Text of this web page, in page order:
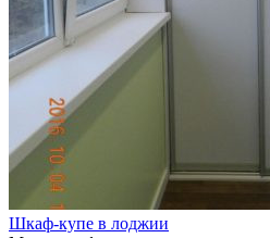
Шкаф-купе в лоджии